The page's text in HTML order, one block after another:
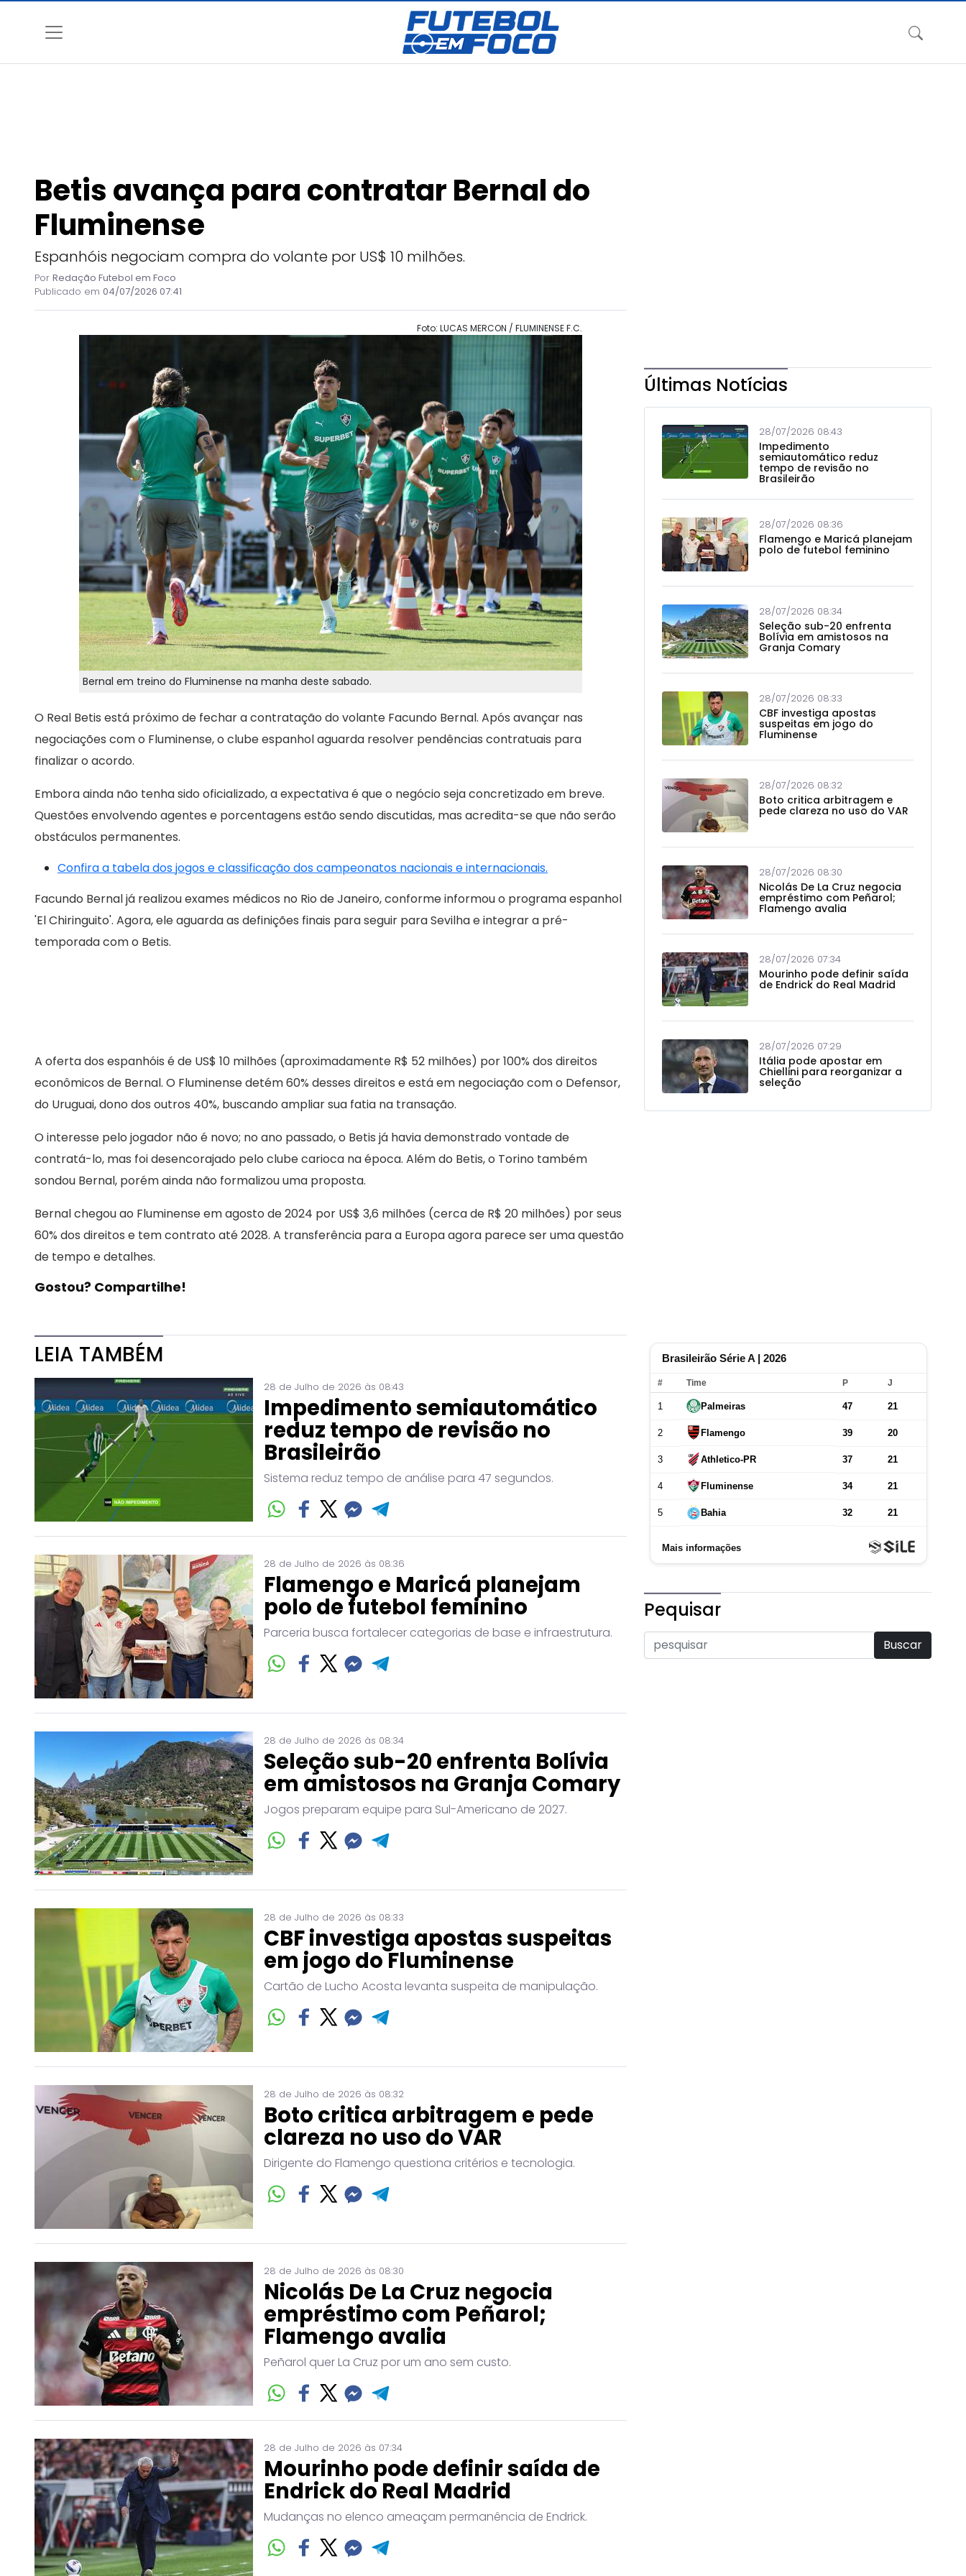
Betis avança para contratar Bernal do
Fluminense
Espanhóis negociam compra do volante por US$ 10 milhões.
Por Redação Futebol em Foco
Publicado em 04/07/2026 07:41
Foto: LUCAS MERCON / FLUMINENSE F.C.
Bernal em treino do Fluminense na manha deste sabado.
O Real Betis está próximo de fechar a contratação do volante Facundo Bernal. Após avançar nas
negociações com o Fluminense, o clube espanhol aguarda resolver pendências contratuais para
finalizar o acordo.
Embora ainda não tenha sido oficializado, a expectativa é que o negócio seja concretizado em breve.
Questões envolvendo agentes e porcentagens estão sendo discutidas, mas acredita-se que não serão
obstáculos permanentes.
Confira a tabela dos jogos e classificação dos campeonatos nacionais e internacionais.
Facundo Bernal já realizou exames médicos no Rio de Janeiro, conforme informou o programa espanhol
'El Chiringuito'. Agora, ele aguarda as definições finais para seguir para Sevilha e integrar a pré-
temporada com o Betis.
A oferta dos espanhóis é de US$ 10 milhões (aproximadamente R$ 52 milhões) por 100% dos direitos
econômicos de Bernal. O Fluminense detém 60% desses direitos e está em negociação com o Defensor,
do Uruguai, dono dos outros 40%, buscando ampliar sua fatia na transação.
O interesse pelo jogador não é novo; no ano passado, o Betis já havia demonstrado vontade de
contratá-lo, mas foi desencorajado pelo clube carioca na época. Além do Betis, o Torino também
sondou Bernal, porém ainda não formalizou uma proposta.
Bernal chegou ao Fluminense em agosto de 2024 por US$ 3,6 milhões (cerca de R$ 20 milhões) por seus
60% dos direitos e tem contrato até 2028. A transferência para a Europa agora parece ser uma questão
de tempo e detalhes.
Gostou? Compartilhe!
LEIA TAMBÉM
28 de Julho de 2026 às 08:43
Impedimento semiautomático
reduz tempo de revisão no
Brasileirão
Sistema reduz tempo de análise para 47 segundos.
28 de Julho de 2026 às 08:36
Flamengo e Maricá planejam
polo de futebol feminino
Parceria busca fortalecer categorias de base e infraestrutura.
28 de Julho de 2026 às 08:34
Seleção sub-20 enfrenta Bolívia
em amistosos na Granja Comary
Jogos preparam equipe para Sul-Americano de 2027.
28 de Julho de 2026 às 08:33
CBF investiga apostas suspeitas
em jogo do Fluminense
Cartão de Lucho Acosta levanta suspeita de manipulação.
28 de Julho de 2026 às 08:32
Boto critica arbitragem e pede
clareza no uso do VAR
Dirigente do Flamengo questiona critérios e tecnologia.
28 de Julho de 2026 às 08:30
Nicolás De La Cruz negocia
empréstimo com Peñarol;
Flamengo avalia
Peñarol quer La Cruz por um ano sem custo.
28 de Julho de 2026 às 07:34
Mourinho pode definir saída de
Endrick do Real Madrid
Mudanças no elenco ameaçam permanência de Endrick.
Últimas Notícias
28/07/2026 08:43
Impedimento
semiautomático reduz
tempo de revisão no
Brasileirão
28/07/2026 08:36
Flamengo e Maricá planejam
polo de futebol feminino
28/07/2026 08:34
Seleção sub-20 enfrenta
Bolívia em amistosos na
Granja Comary
28/07/2026 08:33
CBF investiga apostas
suspeitas em jogo do
Fluminense
28/07/2026 08:32
Boto critica arbitragem e
pede clareza no uso do VAR
28/07/2026 08:30
Nicolás De La Cruz negocia
empréstimo com Peñarol;
Flamengo avalia
28/07/2026 07:34
Mourinho pode definir saída
de Endrick do Real Madrid
28/07/2026 07:29
Itália pode apostar em
Chiellini para reorganizar a
seleção
Pequisar